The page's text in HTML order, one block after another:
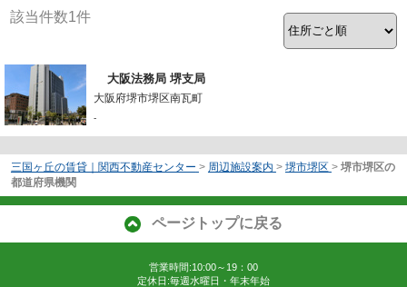
該当件数1件
大阪法務局 堺支局
大阪府堺市堺区南瓦町
-
三国ヶ丘の賃貸｜関西不動産センター > 周辺施設案内 > 堺市堺区 > 堺市堺区の
都道府県機関
ページトップに戻る
営業時間:10:00～19：00
定休日:毎週水曜日・年末年始